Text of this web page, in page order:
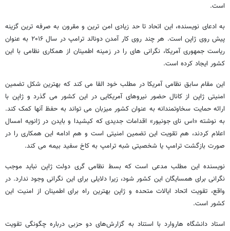
است.
به ادعای نویسنده، این اتحاد تا حد زیادی امن ترین و مقرون به صرفه ترین گزینه
پیش روی ژاپن است. هر چند روی کار آمدن دونالد ترامپ در سال ۲۰۱۶ به عنوان
ریاست جمهوری آمریکا، نگرانی های را در زمینه اطمینان از همکاری نظامی با این
کشور ایجاد کرده است.
این مقام سابق نظامی آمریکا در مطلب خود القا می کند که بهترین شکل تضمین
امنیتی ژاپن از کانال حضور نیروهای آمریکایی در این کشور می گذرد و ژاپن با
ارائه حمایت سخاوتمندانه به عنوان کشور میزبان می تواند به حفظ آنها کمک کند.
به نوشته «اس نای جونیور» اقدامات جدیدی که کیشیدا و بایدن در ژانویه امسال
اعلام کردند، هم تقویت این تضمین امنیتی است و هم ادامه این همکاری را در
صورت بازگشت ترامپ یا شخصیتی شبه ترامپ به کاخ سفید بیمه می کند.
نویسنده این مطلب مدعی است که بسط نظامی گری دولت ژاپن نباید موجب
نگرانی برای همسایگان این کشور شود، زیرا دلایلی برای این نگرانی وجود ندارد. در
واقع، تقویت اتحاد ایالات متحده و ژاپن بهترین راه برای اطمینان از امنیت این
کشور است.
استاد دانشگاه هاروارد با استناد به گزارش‌های دو حزبی درباره چگونگی تقویت